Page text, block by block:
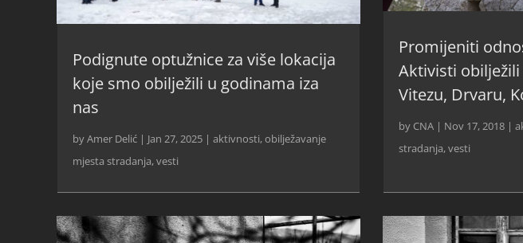
Podignute optužnice za više lokacija
koje smo obilježili u godinama iza
nas
byAmer Delić | Jan 27, 2025 | aktivnosti,obilježavanje
mjesta stradanja,vesti
Promijeniti
Aktivisti
Vitezu, Drvaru,
by CNA | Nov 17, 2018 |
stradanja,vesti